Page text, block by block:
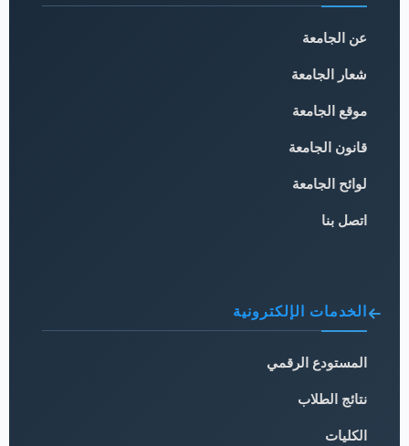
عن الجامعة
شعار الجامعة
موقع الجامعة
قانون الجامعة
لوائح الجامعة
اتصل بنا
الخدمات الإلكترونية
المستودع الرقمي
نتائج الطلاب
الكليات